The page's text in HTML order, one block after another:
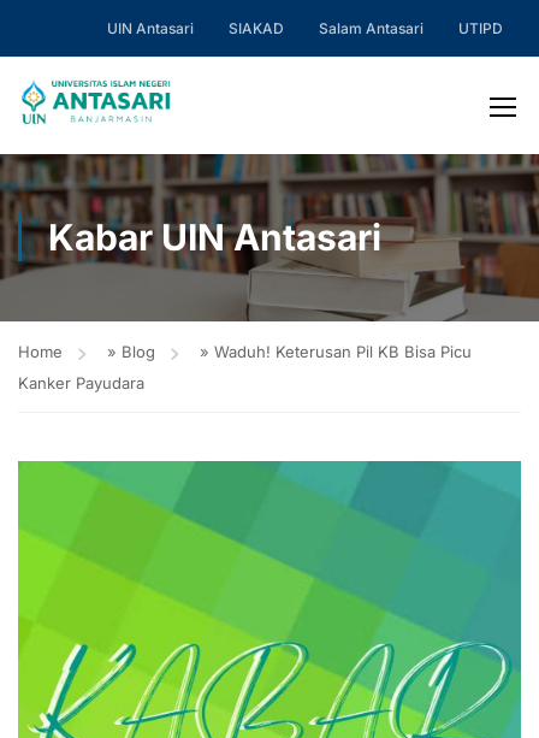
UIN Antasari SIAKAD Salam Antasari UTIPD
Kabar UIN Antasari
Home » Blog » Waduh! Keterusan Pil KB Bisa Picu
Kanker Payudara